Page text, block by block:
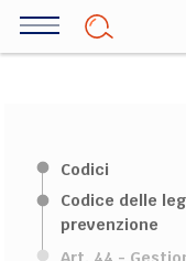
Salta
Codici
Codice delle
prevenzione